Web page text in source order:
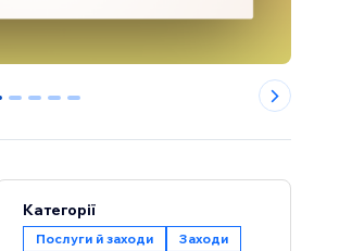
1 2 3 4
Категорії
Послуги й заходи Заходи